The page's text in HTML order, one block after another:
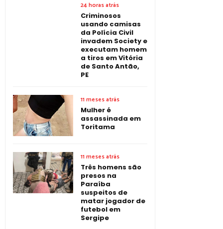
24 horas atrás
Criminosos
usando camisas
da Polícia Civil
invadem Society e
executam homem
a tiros em Vitória
de Santo Antão,
PE
11 meses atrás
Mulher é
assassinada em
Toritama
11 meses atrás
Três homens são
presos na
Paraíba
suspeitos de
matar jogador de
futebol em
Sergipe